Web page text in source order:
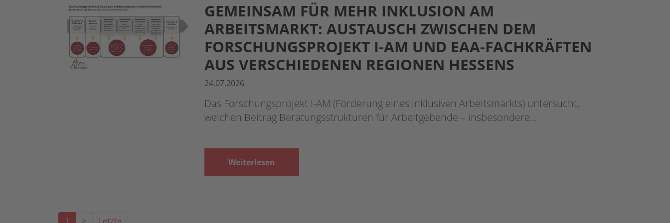
GEMEINSAM FÜR MEHR INKLUSION AM
ARBEITSMARKT: AUSTAUSCH ZWISCHEN DEM
FORSCHUNGSPROJEKT I-AM UND EAA-FACHKRÄFTEN
AUS VERSCHIEDENEN REGIONEN HESSENS
24.07.2026
Das Forschungsprojekt I-AM (Förderung eines inklusiven Arbeitsmarkts) untersucht,
welchen Beitrag Beratungsstrukturen für Arbeitgebende – insbesondere…
Weiterlesen